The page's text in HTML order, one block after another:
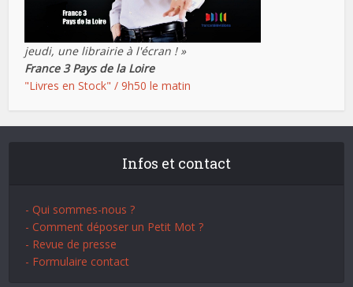
jeudi, une librairie à l'écran ! »
France 3 Pays de la Loire
"Livres en Stock" / 9h50 le matin
Infos et contact
- Qui sommes-nous ?
- Comment déposer un Petit Mot ?
- Revue de presse
- Formulaire contact